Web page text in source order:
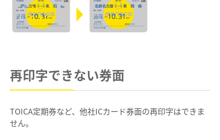
常滑線・空港線
築港線
河和線・知多新線
津島線・尾西線
広見線
各務原線
瀬戸線
設備・機器・車両等
再印字できない券面
TOICA定期券など、他社ICカード券面の再印字はできま
せん。